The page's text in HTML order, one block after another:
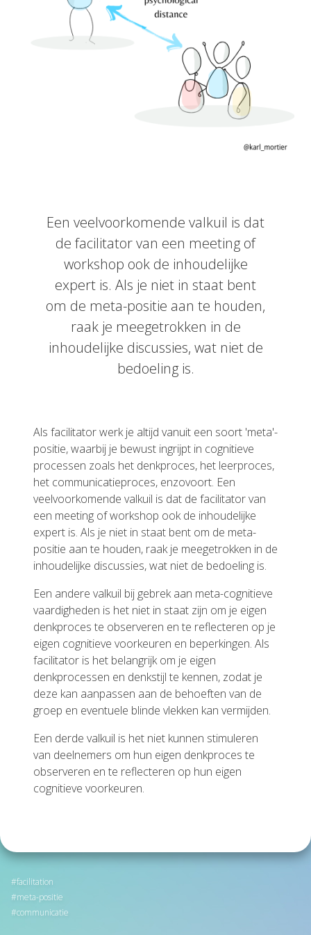
Een veelvoorkomende valkuil is dat
de facilitator van een meeting of
workshop ook de inhoudelijke
expert is. Als je niet in staat bent
om de meta-positie aan te houden,
raak je meegetrokken in de
inhoudelijke discussies, wat niet de
bedoeling is.
Als facilitator werk je altijd vanuit een soort 'meta'-
positie, waarbij je bewust ingrijpt in cognitieve
processen zoals het denkproces, het leerproces,
het communicatieproces, enzovoort. Een
veelvoorkomende valkuil is dat de facilitator van
een meeting of workshop ook de inhoudelijke
expert is. Als je niet in staat bent om de meta-
positie aan te houden, raak je meegetrokken in de
inhoudelijke discussies, wat niet de bedoeling is.
Een andere valkuil bij gebrek aan meta-cognitieve
vaardigheden is het niet in staat zijn om je eigen
denkproces te observeren en te reflecteren op je
eigen cognitieve voorkeuren en beperkingen. Als
facilitator is het belangrijk om je eigen
denkprocessen en denkstijl te kennen, zodat je
deze kan aanpassen aan de behoeften van de
groep en eventuele blinde vlekken kan vermijden.
Een derde valkuil is het niet kunnen stimuleren
van deelnemers om hun eigen denkproces te
observeren en te reflecteren op hun eigen
cognitieve voorkeuren.
facilitation
meta-positie
communicatie